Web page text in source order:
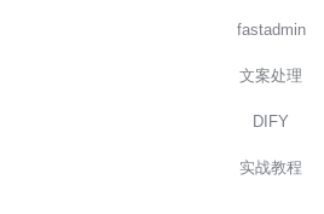
fastadmin
文案处理
DIFY
实战教程